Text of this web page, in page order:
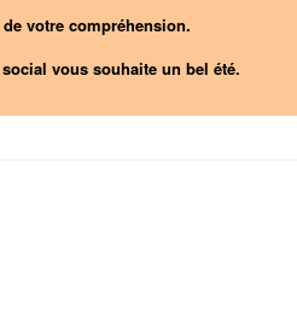
votre compréhension.
vous souhaite un bel été.